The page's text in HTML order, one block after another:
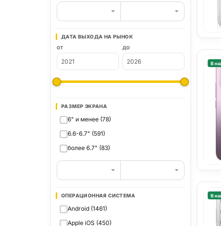
ДАТА ВЫХОДА НА РЫНОК
ОТ ДО
РАЗМЕР ЭКРАНА
6" и менее (78)
6.6-6.7" (591)
более 6.7" (83)
ОПЕРАЦИОННАЯ СИСТЕМА
Android (1461)
Apple iOS (450)
В
В